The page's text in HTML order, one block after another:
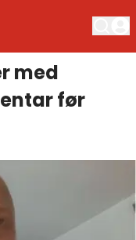
med
før